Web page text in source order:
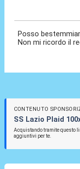
Posso
Non mi ricordo il
CONTENUTO
SS Lazio Plaid
Acquistando tramite questo
aggiuntivi per te.